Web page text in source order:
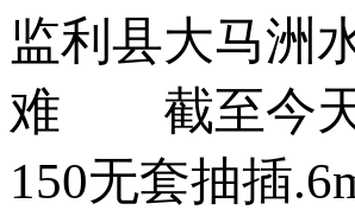
监利县大马洲
难 截至今天
150无套抽插